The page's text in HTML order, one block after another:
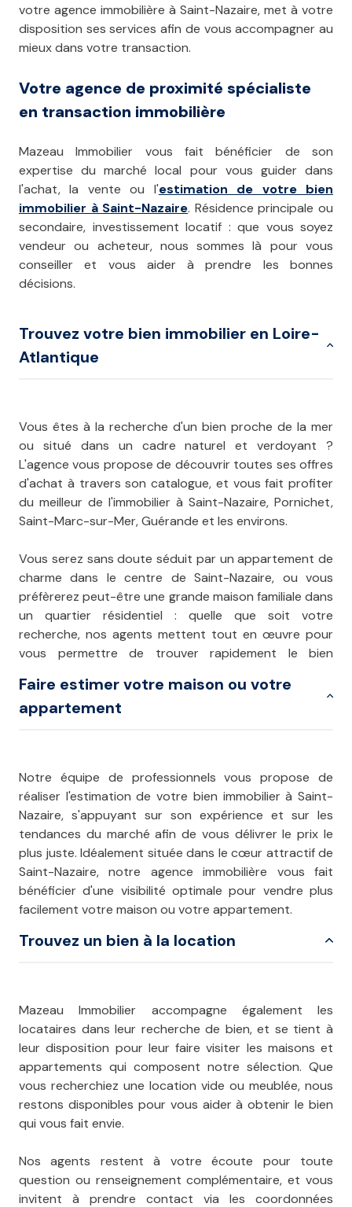
votre agence immobilière à Saint-Nazaire, met à votre
disposition ses services afin de vous accompagner au
mieux dans votre transaction.
Votre agence de proximité spécialiste
en transaction immobilière
Mazeau Immobilier vous fait bénéficier de son
expertise du marché local pour vous guider dans
l'achat, la vente ou l'estimation de votre bien
immobilier à Saint-Nazaire. Résidence principale ou
secondaire, investissement locatif : que vous soyez
vendeur ou acheteur, nous sommes là pour vous
conseiller et vous aider à prendre les bonnes
décisions.
Trouvez votre bien immobilier en Loire-
Atlantique
Vous êtes à la recherche d'un bien proche de la mer
ou situé dans un cadre naturel et verdoyant ?
L'agence vous propose de découvrir toutes ses offres
d'achat à travers son catalogue, et vous fait profiter
du meilleur de l'immobilier à Saint-Nazaire, Pornichet,
Saint-Marc-sur-Mer, Guérande et les environs.
Vous serez sans doute séduit par un appartement de
charme dans le centre de Saint-Nazaire, ou vous
préfèrerez peut-être une grande maison familiale dans
un quartier résidentiel : quelle que soit votre
recherche, nos agents mettent tout en œuvre pour
vous permettre de trouver rapidement le bien
Faire estimer votre maison ou votre
appartement
Notre équipe de professionnels vous propose de
réaliser l'estimation de votre bien immobilier à Saint-
Nazaire, s'appuyant sur son expérience et sur les
tendances du marché afin de vous délivrer le prix le
plus juste. Idéalement située dans le cœur attractif de
Saint-Nazaire, notre agence immobilière vous fait
bénéficier d'une visibilité optimale pour vendre plus
facilement votre maison ou votre appartement.
Trouvez un bien à la location
Mazeau Immobilier accompagne également les
locataires dans leur recherche de bien, et se tient à
leur disposition pour leur faire visiter les maisons et
appartements qui composent notre sélection. Que
vous recherchiez une location vide ou meublée, nous
restons disponibles pour vous aider à obtenir le bien
qui vous fait envie.
Nos agents restent à votre écoute pour toute
question ou renseignement complémentaire, et vous
invitent à prendre contact via les coordonnées